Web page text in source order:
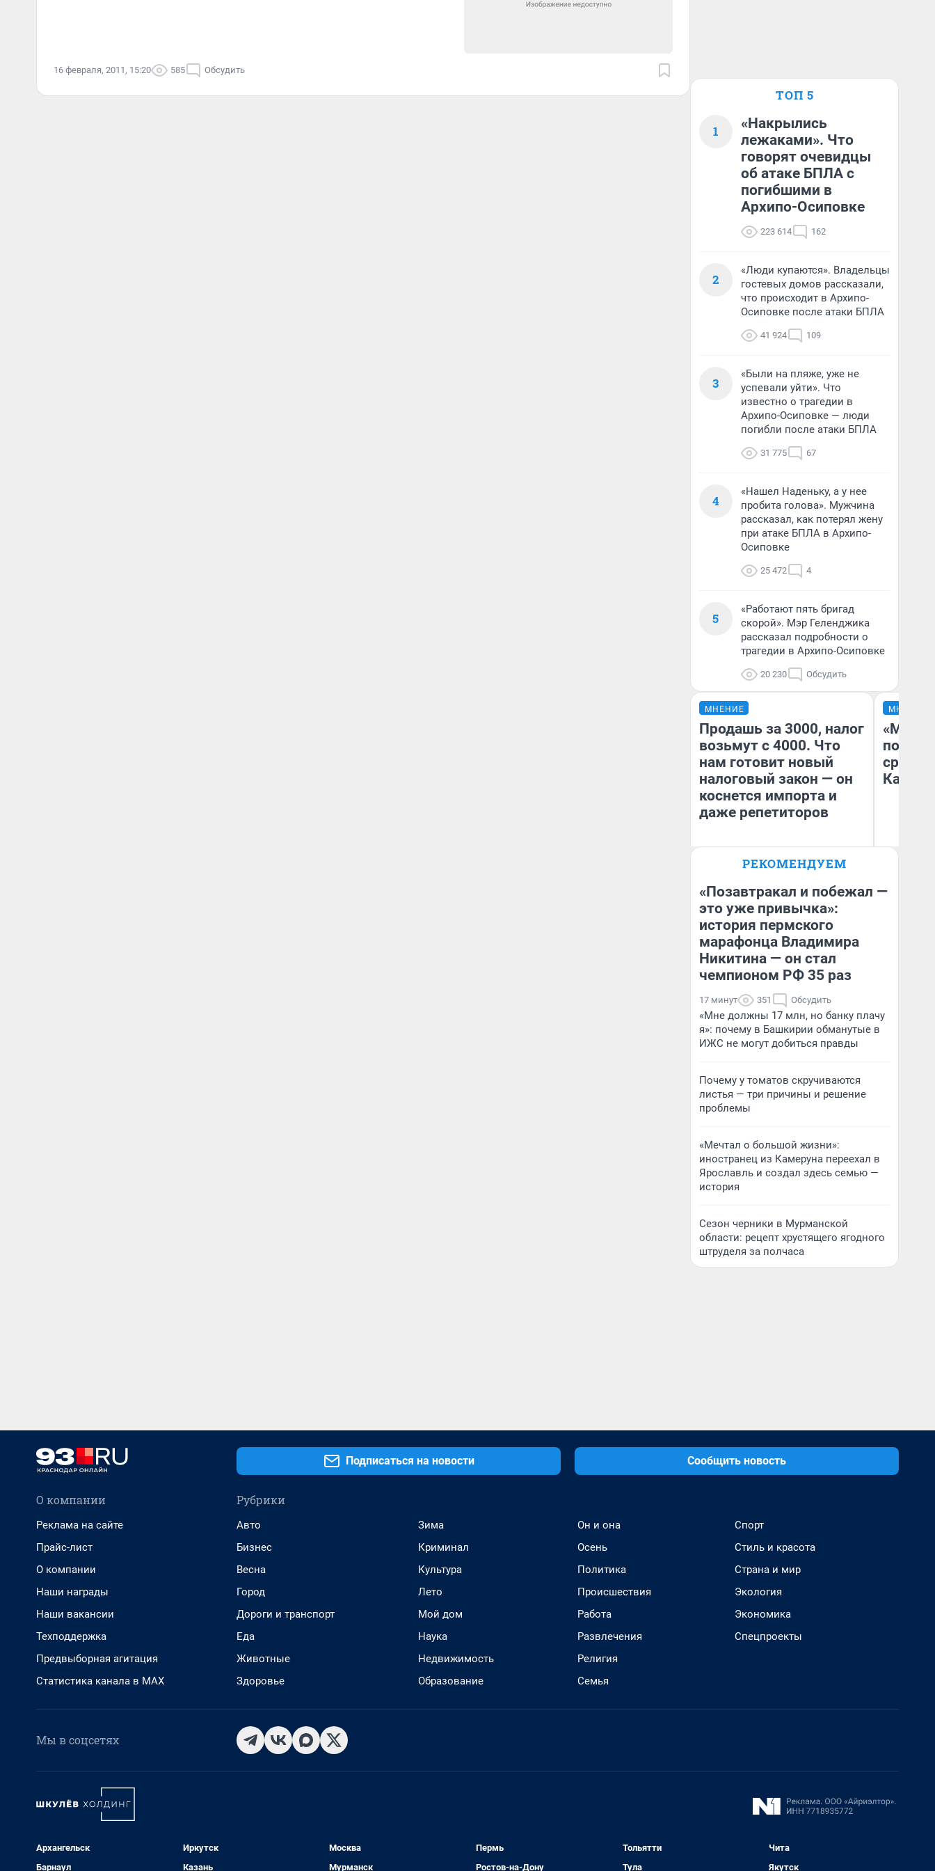
16 февраля, 2011, 15:20 585 Обсудить
ТОП 5
1
«Накрылись
лежаками». Что
говорят очевидцы
об атаке БПЛА с
погибшими в
Архипо-Осиповке
223 614 162
2
«Люди купаются». Владельцы
гостевых домов рассказали,
что происходит в Архипо-
Осиповке после атаки БПЛА
41 924 109
3
«Были на пляже, уже не
успевали уйти». Что
известно о трагедии в
Архипо-Осиповке — люди
погибли после атаки БПЛА
31 775 67
4
«Нашел Наденьку, а у нее
пробита голова». Мужчина
рассказал, как потерял жену
при атаке БПЛА в Архипо-
Осиповке
25 472 4
5
«Работают пять бригад
скорой». Мэр Геленджика
рассказал подробности о
трагедии в Архипо-Осиповке
20 230 Обсудить
МНЕНИЕ
Продашь за 3000, налог
возьмут с 4000. Что
нам готовит новый
налоговый закон — он
коснется импорта и
даже репетиторов
Анастасия Завгородняя
МНЕНИЕ
РЕКОМЕНДУЕМ
«Позавтракал и побежал —
это уже привычка»:
история пермского
марафонца Владимира
Никитина — он стал
чемпионом РФ 35 раз
17 минут 351 Обсудить
«Мне должны 17 млн, но банку плачу
я»: почему в Башкирии обманутые в
ИЖС не могут добиться правды
Почему у томатов скручиваются
листья — три причины и решение
проблемы
«Мечтал о большой жизни»:
иностранец из Камеруна переехал в
Ярославль и создал здесь семью —
история
Сезон черники в Мурманской
области: рецепт хрустящего ягодного
штруделя за полчаса
Подписаться на новости Сообщить новость
О компании
Реклама на сайте
Прайс-лист
О компании
Наши награды
Наши вакансии
Техподдержка
Предвыборная агитация
Статистика канала в MAX
Рубрики
Авто
Бизнес
Весна
Город
Дороги и транспорт
Еда
Животные
Здоровье
Зима
Криминал
Культура
Лето
Мой дом
Наука
Недвижимость
Образование
Он и она
Осень
Политика
Происшествия
Работа
Развлечения
Религия
Семья
Спорт
Стиль и красота
Страна и мир
Экология
Экономика
Спецпроекты
Мы в соцсетях
Архангельск
Барнаул
Иркутск
Казань
Москва
Мурманск
Пермь
Ростов-на-Дону
Тольятти
Тула
Чита
Якутск